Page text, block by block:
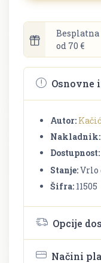
Besplatna
od 70 €
Osnovne
Autor:
Nakladnik:
Dostupnost:
Stanje:Vrlo
Šifra: 11505
Opcije
Načini